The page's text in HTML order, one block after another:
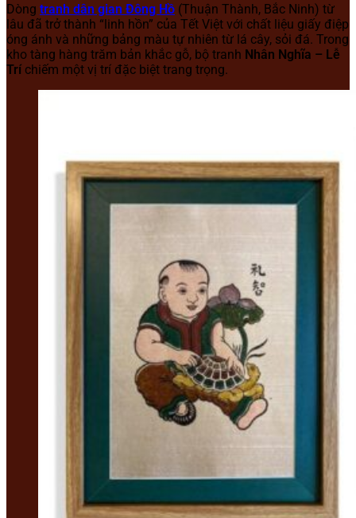
Dòng tranh dân gian Đông Hồ (Thuận Thành, Bắc Ninh) từ
lâu đã trở thành “linh hồn” của Tết Việt với chất liệu giấy điệp
óng ánh và những bảng màu tự nhiên từ lá cây, sỏi đá. Trong
kho tàng hàng trăm bản khắc gỗ, bộ tranh Nhân Nghĩa – Lễ
Trí chiếm một vị trí đặc biệt trang trọng.